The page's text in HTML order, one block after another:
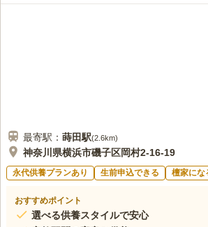
最寄駅： 蒔田駅(2.6km)
神奈川県横浜市磯子区岡村2-16-19
永代供養プランあり 生前申込できる 檀家にな
おすすめポイント
選べる供養スタイルで安心